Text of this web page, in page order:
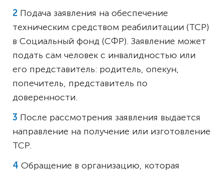
Подача заявления на обеспечение
техническим средством реабилитации (ТСР)
в Социальный фонд (СФР). Заявление может
подать сам человек с инвалидностью или
его представитель: родитель, опекун,
попечитель, представитель по
доверенности.
После рассмотрения заявления выдается
направление на получение или изготовление
ТСР.
Обращение в организацию, которая